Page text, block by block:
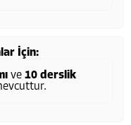
İçin:
ve 10 derslik